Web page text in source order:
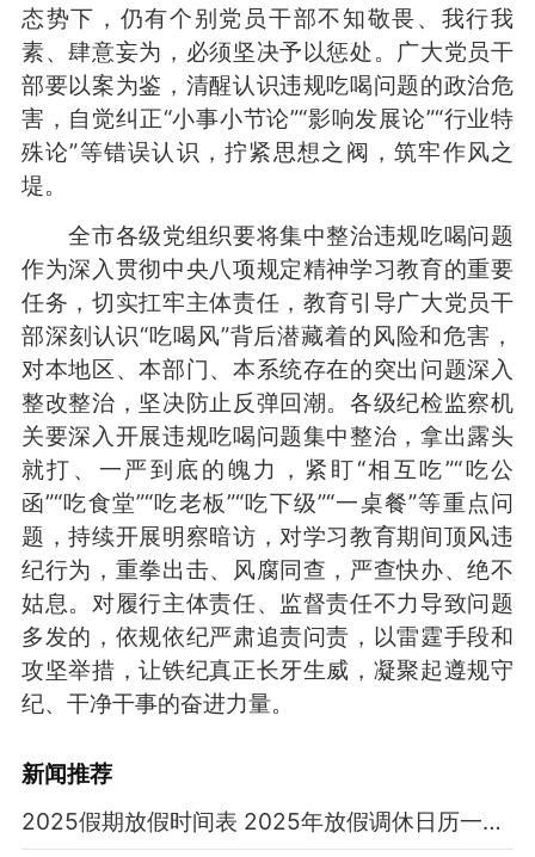
态势下，仍有个别党员干部不知敬畏、我行我
素、肆意妄为，必须坚决予以惩处。广大党员干
部要以案为鉴，清醒认识违规吃喝问题的政治危
害，自觉纠正“小事小节论”“影响发展论”“行业特
殊论”等错误认识，拧紧思想之阀，筑牢作风之
堤。
全市各级党组织要将集中整治违规吃喝问题
作为深入贯彻中央八项规定精神学习教育的重要
任务，切实扛牢主体责任，教育引导广大党员干
部深刻认识“吃喝风”背后潜藏着的风险和危害，
对本地区、本部门、本系统存在的突出问题深入
整改整治，坚决防止反弹回潮。各级纪检监察机
关要深入开展违规吃喝问题集中整治，拿出露头
就打、一严到底的魄力，紧盯“相互吃”“吃公
函”“吃食堂”“吃老板”“吃下级”“一桌餐”等重点问
题，持续开展明察暗访，对学习教育期间顶风违
纪行为，重拳出击、风腐同查，严查快办、绝不
姑息。对履行主体责任、监督责任不力导致问题
多发的，依规依纪严肃追责问责，以雷霆手段和
攻坚举措，让铁纪真正长牙生威，凝聚起遵规守
纪、干净干事的奋进力量。
新闻推荐
2025假期放假时间表 2025年放假调休日历一览表